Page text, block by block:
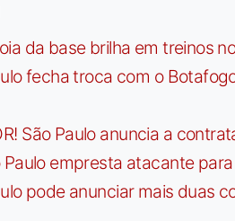
da base brilha em treinos
fecha troca com o
São Paulo anuncia a
Paulo empresta atacante
pode anunciar mais duas